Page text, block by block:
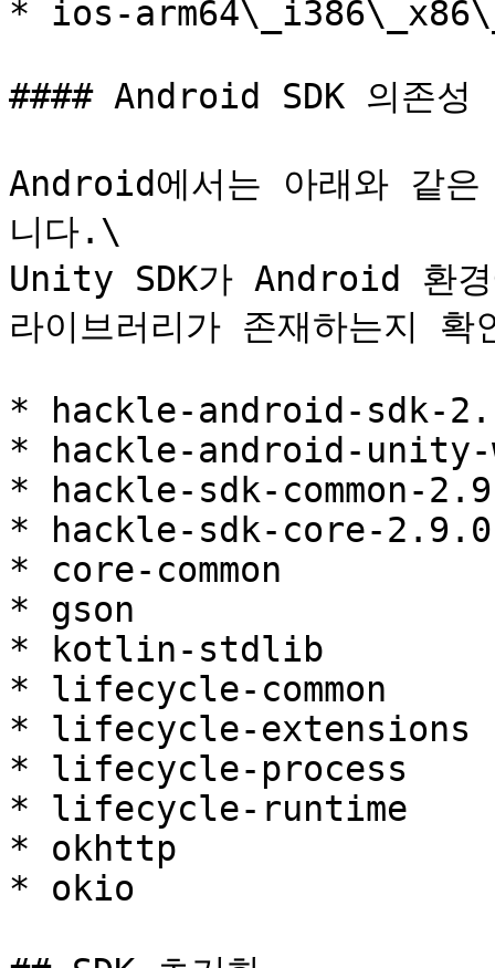
* ios-
#### Android SDK 의존성
Android에서는 아래와 같은
니다.\
Unity SDK가 Android 환
라이브러리가 존재하는지
* hackle-android-sdk-
* hackle-android-unity-
* hackle-sdk-common-
* hackle-sdk-core-2.9.0
* core-common
* gson
* kotlin-stdlib
* lifecycle-common
* lifecycle-extensions
* lifecycle-process
* lifecycle-runtime
* okhttp
* okio